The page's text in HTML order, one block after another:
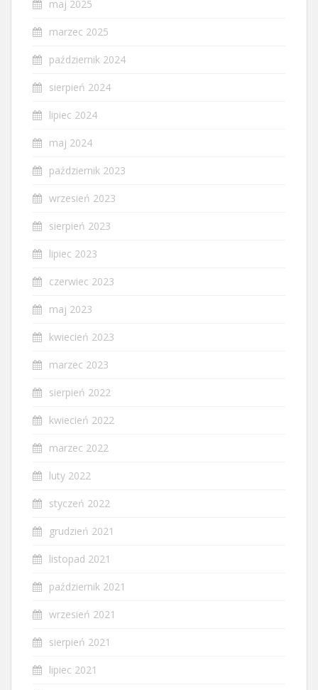
maj 2025
marzec 2025
październik 2024
sierpień 2024
lipiec 2024
maj 2024
październik 2023
wrzesień 2023
sierpień 2023
lipiec 2023
czerwiec 2023
maj 2023
kwiecień 2023
marzec 2023
sierpień 2022
kwiecień 2022
marzec 2022
luty 2022
styczeń 2022
grudzień 2021
listopad 2021
październik 2021
wrzesień 2021
sierpień 2021
lipiec 2021